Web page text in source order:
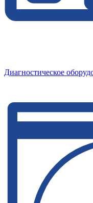
Диагностическое